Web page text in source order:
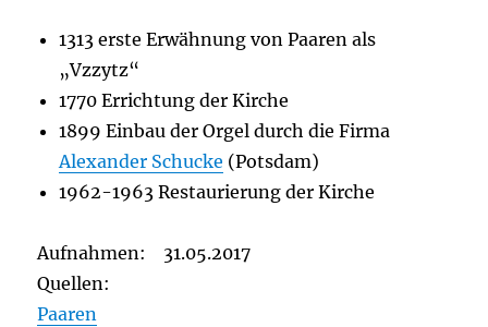
1313 erste Erwähnung von Paaren als
„Vzzytz“
1770 Errichtung der Kirche
1899 Einbau der Orgel durch die Firma
Alexander Schucke (Potsdam)
1962-1963 Restaurierung der Kirche
Aufnahmen: 31.05.2017
Quellen:
Paaren